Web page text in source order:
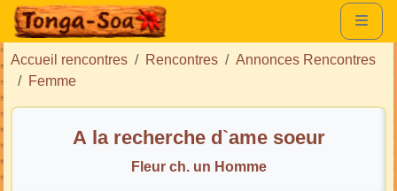
Accueil rencontres Rencontres
Annonces Rencontres
Femme
A la recherche d`ame soeur
Fleur ch. un Homme